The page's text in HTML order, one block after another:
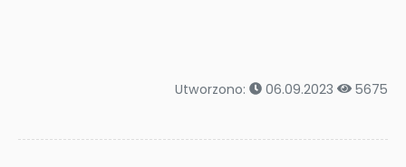
Utworzono: 06.09.2023 5675